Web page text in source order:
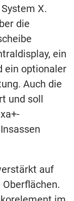
X.
die
ein
ein optionaler
Auch die
und soll
auf